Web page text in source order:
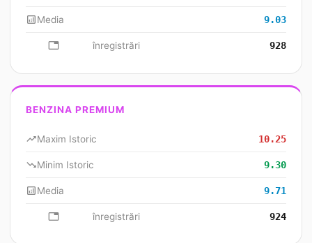
analyticsMedia 9.03
database înregistrări 928
BENZINA PREMIUM
trending_upMaxim Istoric 10.25
trending_downMinim Istoric 9.30
analyticsMedia 9.71
database înregistrări 924